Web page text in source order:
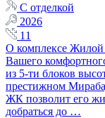
С отделкой
2026
11
О комплексе Жилой
Вашего
из 5-ти блоков
престижном
ЖК позволит его
добраться до …